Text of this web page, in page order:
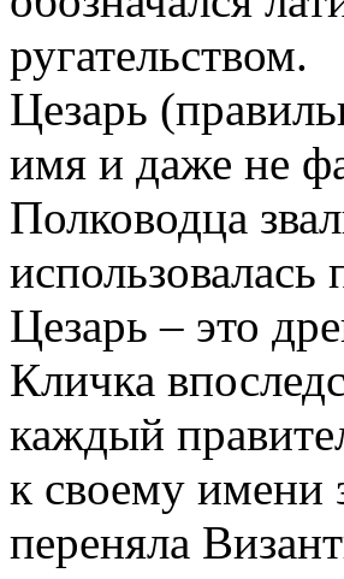
ругательством.
Цезарь
имя и даже не
Полководца
Цезарь – это
Кличка
каждый
к своему имени
переняла